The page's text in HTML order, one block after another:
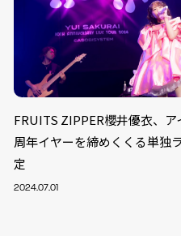
FRUITS ZIPPER櫻井優衣、ア
周年イヤーを締めくくる単独
定
2024.07.01